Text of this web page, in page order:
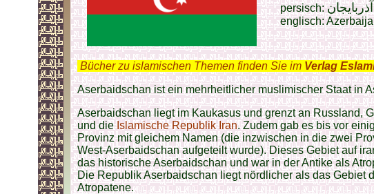
persisch:آذربایجان
englisch:
Bücher zu islamischen Themen finden Sie im Verlag
Aserbaidschan ist ein mehrheitlicher muslimischer Staat in
Aserbaidschan liegt im Kaukasus und grenzt an Russland,
und dieIslamische Republik Iran. Zudem gab es bis vor
Provinz mit gleichem Namen (die inzwischen in die zwei
West-Aserbaidschan aufgeteilt wurde). Dieses Gebiet auf
das historische Aserbaidschan und war in der Antike als
Die Republik Aserbaidschan liegt nördlicher als das Gebiet
Atropatene.